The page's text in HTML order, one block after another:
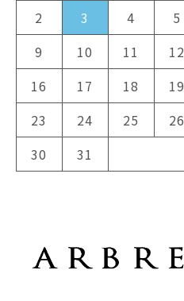
2
3 4 5
9
10 11 12
16
17 18 19
23
24 25 26
30
31